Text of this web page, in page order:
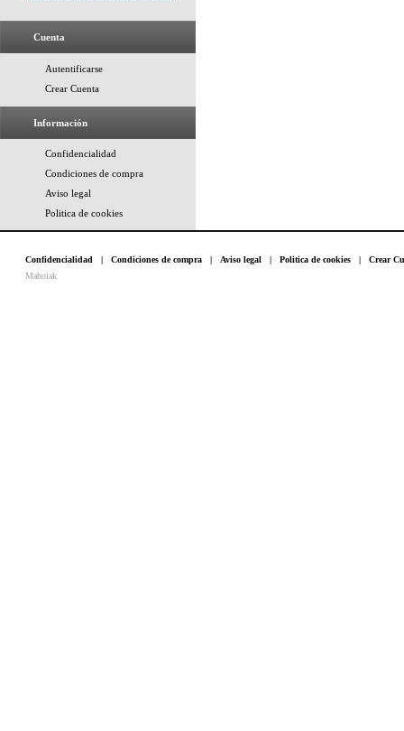
Cuenta
Autentificarse
Crear Cuenta
Información
Confidencialidad
Condiciones de compra
Aviso legal
Politica de cookies
Confidencialidad | Condiciones de compra | Aviso legal | Politica de cookies | Crear
Mahoiak